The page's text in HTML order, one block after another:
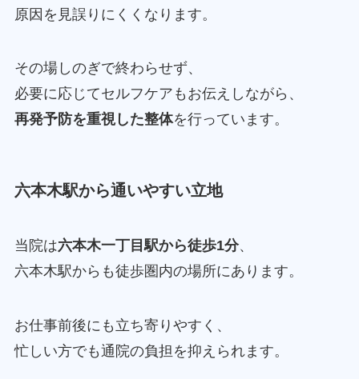
原因を見誤りにくくなります。
その場しのぎで終わらせず、
必要に応じてセルフケアもお伝えしながら、
再発予防を重視した整体を行っています。
六本木駅から通いやすい立地
当院は六本木一丁目駅から徒歩1分、
六本木駅からも徒歩圏内の場所にあります。
お仕事前後にも立ち寄りやすく、
忙しい方でも通院の負担を抑えられます。